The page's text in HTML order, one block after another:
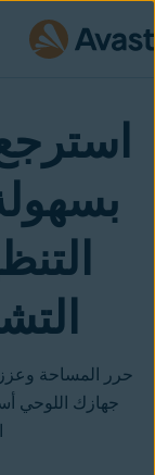
حرر المساحة وعزز
جهازك اللوحي